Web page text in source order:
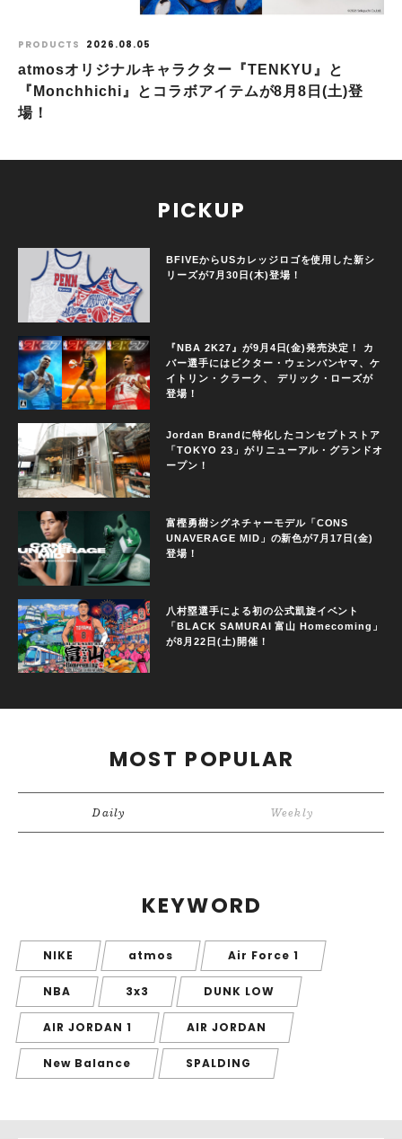
PRODUCTS 2026.08.05
atmosオリジナルキャラクター『TENKYU』と
『Monchhichi』とコラボアイテムが8月8日(土)登
場！
PICKUP
BFIVEからUSカレッジロゴを使用した新シ
リーズが7月30日(木)登場！
『NBA 2K27』が9月4日(金)発売決定！ カ
バー選手にはビクター・ウェンバンヤマ、ケ
イトリン・クラーク、 デリック・ローズが
登場！
Jordan Brandに特化したコンセプトストア
「TOKYO 23」がリニューアル・グランドオ
ープン！
富樫勇樹シグネチャーモデル「CONS
UNAVERAGE MID」の新色が7月17日(金)
登場！
八村塁選手による初の公式凱旋イベント
「BLACK SAMURAI 富山 Homecoming」
が8月22日(土)開催！
MOST POPULAR
Daily Weekly
KEYWORD
NIKE atmos Air Force 1
NBA 3x3 DUNK LOW
AIR JORDAN 1 AIR JORDAN
New Balance SPALDING